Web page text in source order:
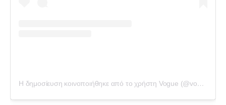
Η δημοσίευση κοινοποιήθηκε από το χρήστη Vogue (@voguemagazine)